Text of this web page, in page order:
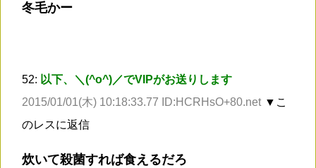
冬毛かー
52: 以下、＼(^o^)／でVIPがお送りします
2015/01/01(木) 10:18:33.77 ID:HCRHsO+80.net ▼こ
のレスに返信
炊いて殺菌すれば食えるだろ